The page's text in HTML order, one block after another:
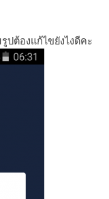
ปต้องแก้ไขยังไงดีคะ